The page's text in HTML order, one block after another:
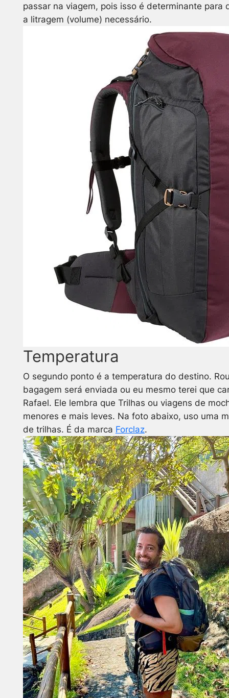
passar na viagem, pois isso é determinante para
a litragem (volume) necessário.
Temperatura
O segundo ponto é a temperatura do destino.
bagagem será enviada ou eu mesmo terei que
Rafael. Ele lembra que Trilhas ou viagens de
menores e mais leves. Na foto abaixo, uso uma
de trilhas. É da marca Forclaz.